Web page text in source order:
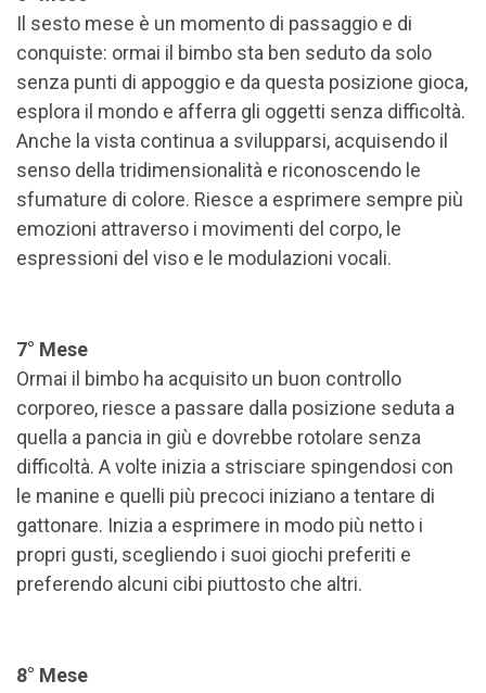
Il sesto mese è un momento di passaggio e di
conquiste: ormai il bimbo sta ben seduto da solo
senza punti di appoggio e da questa posizione gioca,
esplora il mondo e afferra gli oggetti senza difficoltà.
Anche la vista continua a svilupparsi, acquisendo il
senso della tridimensionalità e riconoscendo le
sfumature di colore. Riesce a esprimere sempre più
emozioni attraverso i movimenti del corpo, le
espressioni del viso e le modulazioni vocali.
7° Mese
Ormai il bimbo ha acquisito un buon controllo
corporeo, riesce a passare dalla posizione seduta a
quella a pancia in giù e dovrebbe rotolare senza
difficoltà. A volte inizia a strisciare spingendosi con
le manine e quelli più precoci iniziano a tentare di
gattonare. Inizia a esprimere in modo più netto i
propri gusti, scegliendo i suoi giochi preferiti e
preferendo alcuni cibi piuttosto che altri.
8° Mese